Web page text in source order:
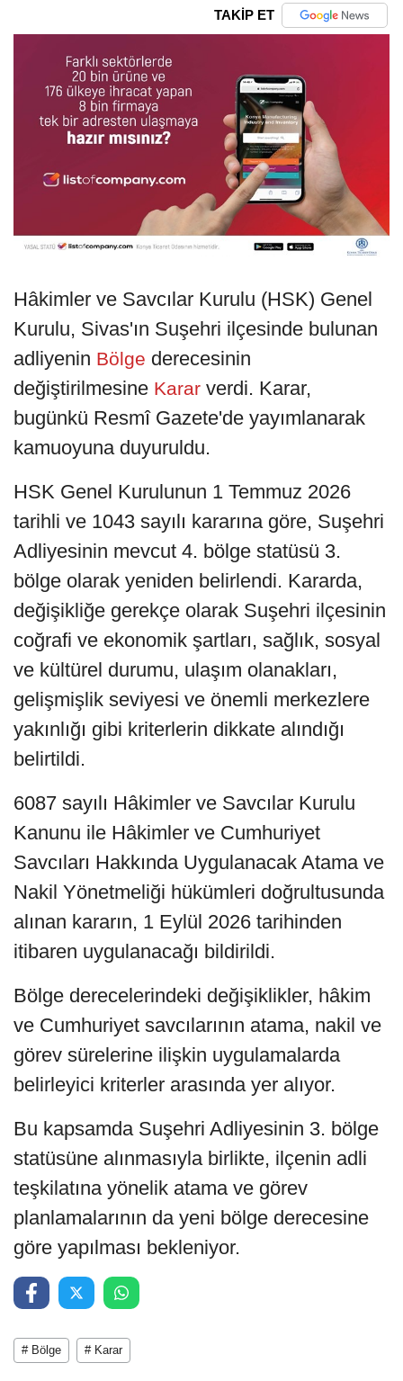
TAKİP ET
Hâkimler ve Savcılar Kurulu (HSK) Genel
Kurulu, Sivas'ın Suşehri ilçesinde bulunan
adliyenin Bölge derecesinin
değiştirilmesine Karar verdi. Karar,
bugünkü Resmî Gazete'de yayımlanarak
kamuoyuna duyuruldu.
HSK Genel Kurulunun 1 Temmuz 2026
tarihli ve 1043 sayılı kararına göre, Suşehri
Adliyesinin mevcut 4. bölge statüsü 3.
bölge olarak yeniden belirlendi. Kararda,
değişikliğe gerekçe olarak Suşehri ilçesinin
coğrafi ve ekonomik şartları, sağlık, sosyal
ve kültürel durumu, ulaşım olanakları,
gelişmişlik seviyesi ve önemli merkezlere
yakınlığı gibi kriterlerin dikkate alındığı
belirtildi.
6087 sayılı Hâkimler ve Savcılar Kurulu
Kanunu ile Hâkimler ve Cumhuriyet
Savcıları Hakkında Uygulanacak Atama ve
Nakil Yönetmeliği hükümleri doğrultusunda
alınan kararın, 1 Eylül 2026 tarihinden
itibaren uygulanacağı bildirildi.
Bölge derecelerindeki değişiklikler, hâkim
ve Cumhuriyet savcılarının atama, nakil ve
görev sürelerine ilişkin uygulamalarda
belirleyici kriterler arasında yer alıyor.
Bu kapsamda Suşehri Adliyesinin 3. bölge
statüsüne alınmasıyla birlikte, ilçenin adli
teşkilatına yönelik atama ve görev
planlamalarının da yeni bölge derecesine
göre yapılması bekleniyor.
# Bölge # Karar